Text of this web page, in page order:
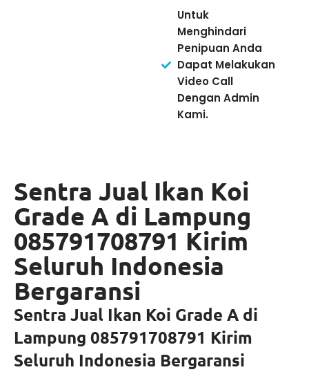
Untuk
Menghindari
Penipuan Anda
Dapat Melakukan
Video Call
Dengan Admin
Kami.
Sentra Jual Ikan Koi
Grade A di Lampung
085791708791 Kirim
Seluruh Indonesia
Bergaransi
Sentra Jual Ikan Koi Grade A di
Lampung 085791708791 Kirim
Seluruh Indonesia Bergaransi